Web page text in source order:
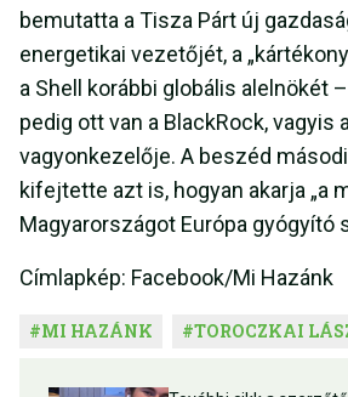
bemutatta a Tisza Párt új
energetikai vezetőjét, a
a Shell korábbi globális alelnökét
pedig ott van a BlackRock, vagyis
vagyonkezelője. A beszéd
kifejtette azt is, hogyan akarja „a
Magyarországot Európa gyógyító
Címlapkép: Facebook/Mi Hazánk
#MI HAZÁNK #TOROCZKAI